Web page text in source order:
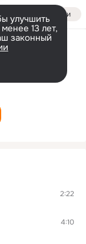
Войти
улучшить
13 лет,
законный
2:22
4:10